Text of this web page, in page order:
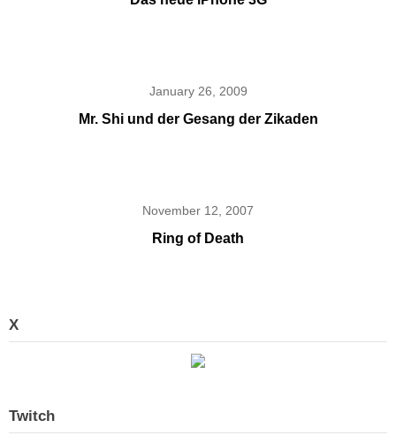
January 26, 2009
Mr. Shi und der Gesang der Zikaden
November 12, 2007
Ring of Death
X
Twitch